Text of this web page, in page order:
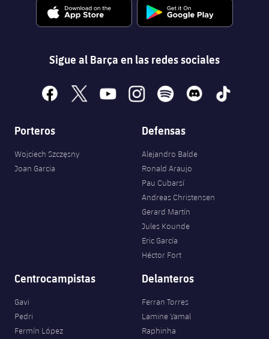
Jugadores
Clasificaciones
Fotos
Noticias
Apúntate a las amateurs
plusicon
más
PLUSICON
MÁS
eFootball
Sigue al Barça en las redes sociales
facebook
x youtubeinstagramspotify discord tiktok
Porteros
Wojciech Szczęsny
Joan Garcia
Defensas
Alejandro Balde
Ronald Araujo
Pau Cubarsí
Andreas Christensen
Gerard Martín
Jules Kounde
Eric García
Héctor Fort
Centrocampistas
Gavi
Pedri
Fermín López
Delanteros
Ferran Torres
Lamine Yamal
Raphinha